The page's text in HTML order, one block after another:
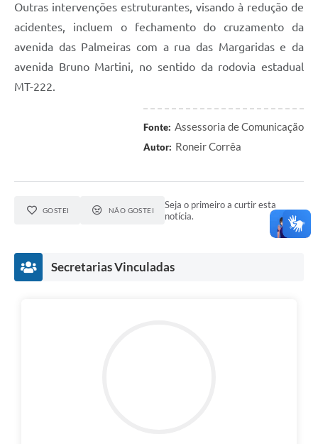
Outras intervenções estruturantes, visando à redução de
acidentes, incluem o fechamento do cruzamento da
avenida das Palmeiras com a rua das Margaridas e da
avenida Bruno Martini, no sentido da rodovia estadual
MT-222.
Fonte: Assessoria de Comunicação
Autor: Roneir Corrêa
GOSTEI NÃO GOSTEI
Seja o primeiro a curtir esta
notícia.
Secretarias Vinculadas